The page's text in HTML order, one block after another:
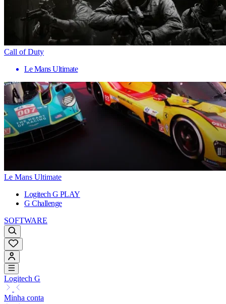
Call of Duty
Le Mans Ultimate
Le Mans Ultimate
Logitech G PLAY
G Challenge
SOFTWARE
Logitech G
Minha conta